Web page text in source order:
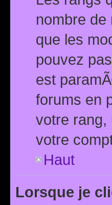
nombre
que les
pouvez
est
forums en
votre rang,
votre
Haut
Lorsque je